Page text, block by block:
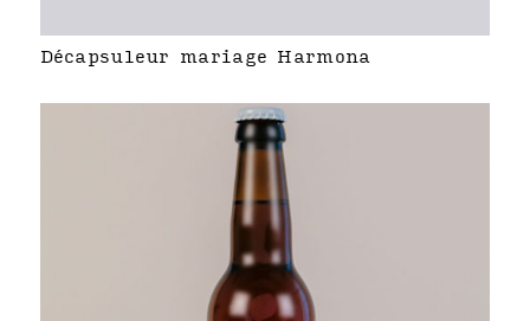
Décapsuleur mariage Harmona